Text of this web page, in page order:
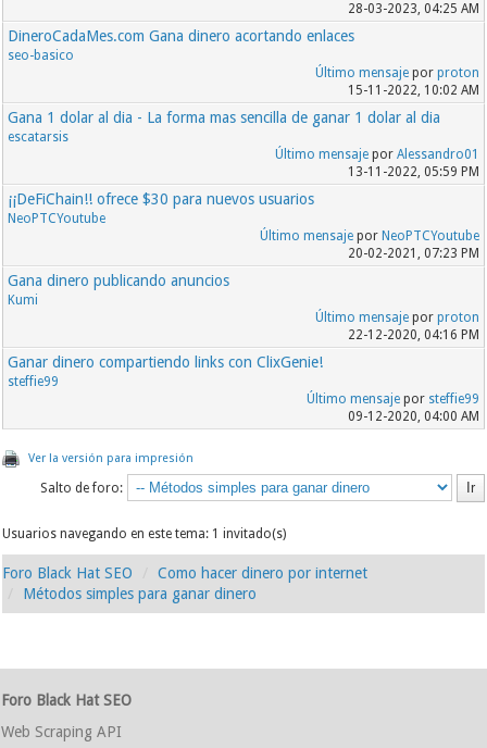
28-03-2023, 04:25 AM
DineroCadaMes.com Gana dinero acortando enlaces
seo-basico
Último mensajepor proton
15-11-2022, 10:02 AM
Gana 1 dolar al dia - La forma mas sencilla de ganar 1 dolar al dia
escatarsis
Último mensajepor Alessandro01
13-11-2022, 05:59 PM
¡¡DeFiChain!! ofrece $30 para nuevos usuarios
NeoPTCYoutube
Último mensajepor NeoPTCYoutube
20-02-2021, 07:23 PM
Gana dinero publicando anuncios
Kumi
Último mensajepor proton
22-12-2020, 04:16 PM
Ganar dinero compartiendo links con ClixGenie!
steffie99
Último mensajepor steffie99
09-12-2020, 04:00 AM
Ver la versión para impresión
Salto de foro:
Usuarios navegando en este tema: 1 invitado(s)
Foro Black Hat SEO
Como hacer dinero por internet
Métodos simples para ganar dinero
Foro Black Hat SEO
Web Scraping API